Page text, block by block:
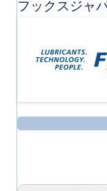
フックスジャ